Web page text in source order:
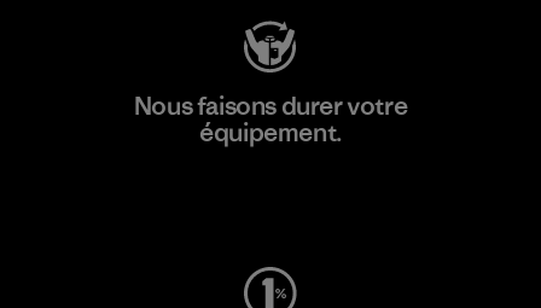
Nous faisons durer votre
équipement.